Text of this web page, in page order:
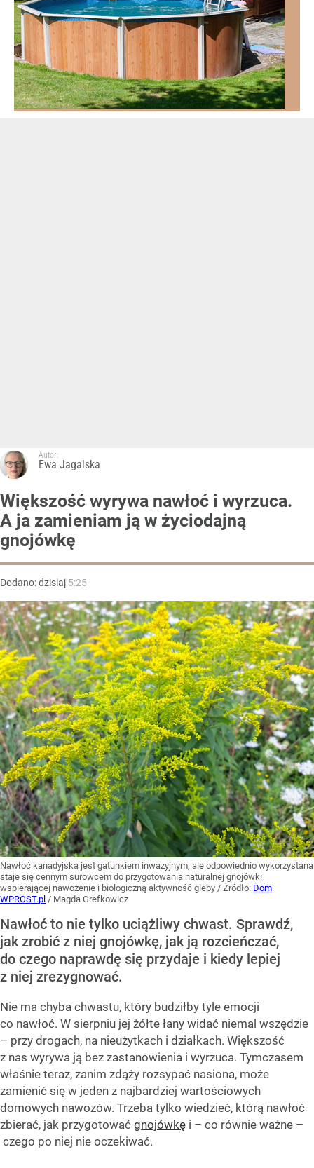
Autor:
Ewa Jagalska
Większość wyrywa nawłoć i wyrzuca.
A ja zamieniam ją w życiodajną
gnojówkę
Dodano:dzisiaj 5:25
Nawłoć kanadyjska jest gatunkiem inwazyjnym, ale odpowiednio wykorzystana
staje się cennym surowcem do przygotowania naturalnej gnojówki
wspierającej nawożenie i biologiczną aktywność gleby / Źródło: Dom
WPROST.pl / Magda Grefkowicz
Nawłoć to nie tylko uciążliwy chwast. Sprawdź,
jak zrobić z niej gnojówkę, jak ją rozcieńczać,
do czego naprawdę się przydaje i kiedy lepiej
z niej zrezygnować.
Nie ma chyba chwastu, który budziłby tyle emocji
co nawłoć. W sierpniu jej żółte łany widać niemal wszędzie
– przy drogach, na nieużytkach i działkach. Większość
z nas wyrywa ją bez zastanowienia i wyrzuca. Tymczasem
właśnie teraz, zanim zdąży rozsypać nasiona, może
zamienić się w jeden z najbardziej wartościowych
domowych nawozów. Trzeba tylko wiedzieć, którą nawłoć
zbierać, jak przygotować gnojówkę i – co równie ważne –
czego po niej nie oczekiwać.